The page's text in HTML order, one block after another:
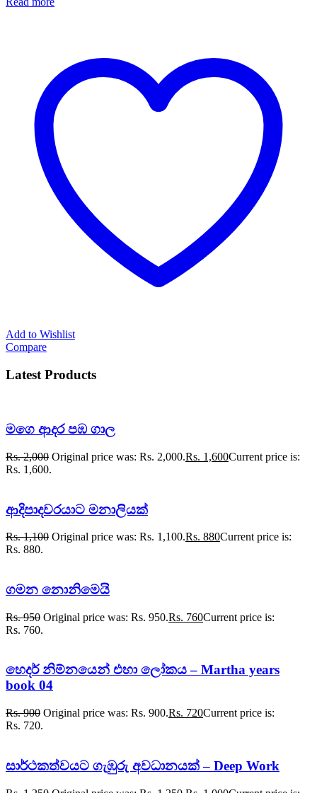
Add to Wishlist
Compare
Latest Products
මගෙ ආදර පඹ ගාල
Rs.2,000 Original price was: Rs. 2,000.Rs. 1,600Current price is:
Rs. 1,600.
ආදිපාදවරයාට මනාලියක්
Rs.1,100 Original price was: Rs. 1,100.Rs. 880Current price is:
Rs. 880.
ගමන නොනිමෙයි
Rs.950 Original price was: Rs. 950.Rs. 760Current price is:
Rs. 760.
හෙදර් නිම්නයෙන් එහා ලෝකය – Martha years
book 04
Rs.900 Original price was: Rs. 900.Rs. 720Current price is:
Rs. 720.
සාර්ථකත්වයට ගැඹුරු අවධානයක් – Deep Work